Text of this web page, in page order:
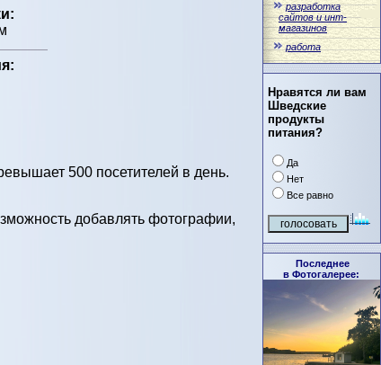
разработка
сайтов и инт-
магазинов
работа
Нравятся ли вам
Шведские
продукты
питания?
Да
Нет
Все равно
Последнее
в Фотогалерее:
500 посетителей в день.
добавлять фотографии,